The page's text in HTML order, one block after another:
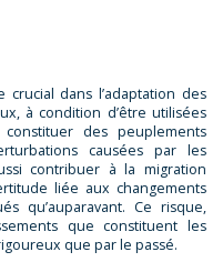
dans l’adaptation des
à condition d’être utilisées
des peuplements
causées par les
contribuer à la migration
liée aux changements
qu’auparavant. Ce risque,
que constituent les
que par le passé.